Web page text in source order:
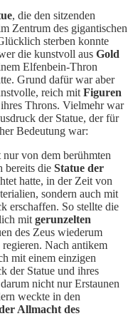
, die den sitzenden
Zentrum des gigantischen
sterben konnte
die kunstvoll aus Gold
Elfenbein-Thron
Grund dafür war aber
reich mit Figuren
Throns. Vielmehr war
der Statue, der für
Bedeutung war:
von dem berühmten
bereits die Statue der
hatte, in der Zeit von
sondern auch mit
erschaffen. So stellte die
mit gerunzelten
des Zeus wiederum
Nach antikem
mit einem einzigen
der Statue und ihres
nicht nur Erstaunen
weckte in den
Allmacht des